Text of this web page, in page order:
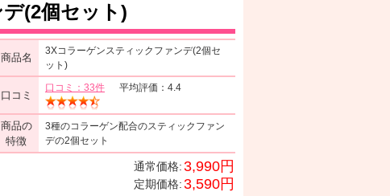
(2個セット)
商品名
3Xコラーゲンスティックファンデ(2個セ
ット)
口コミ
口コミ：33件 平均評価：4.4
商品の
特徴
3種のコラーゲン配合のスティックファン
デの2個セット
通常価格:3,990円
定期価格:3,590円